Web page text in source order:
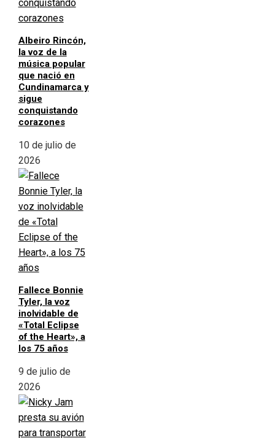
Albeiro Rincón,
la voz de la
música popular
que nació en
Cundinamarca y
sigue
conquistando
corazones
10 de julio de
2026
Fallece Bonnie
Tyler, la voz
inolvidable de
«Total Eclipse
of the Heart», a
los 75 años
9 de julio de
2026